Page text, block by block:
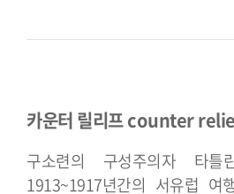
카운터 릴리프 counter
구소련의 구성주의자 타틀
1913~1917년간의 서유럽 여